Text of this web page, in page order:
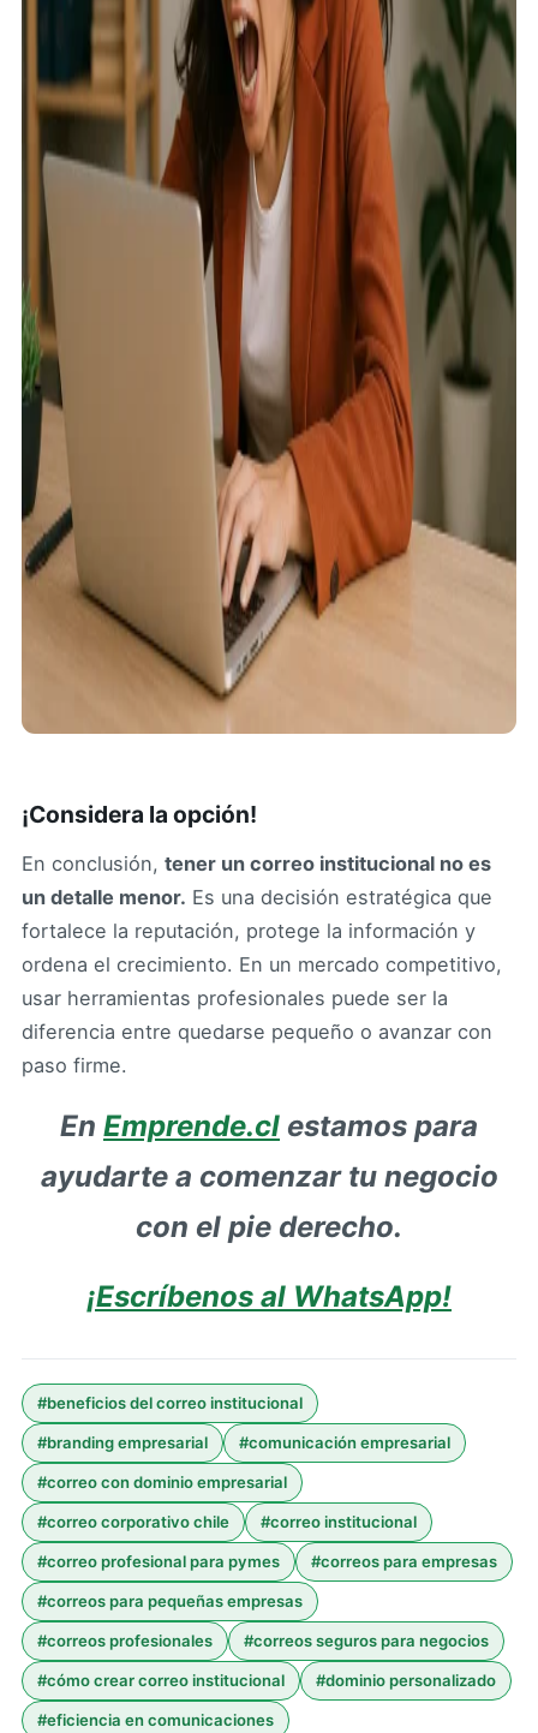
¡Considera la opción!
En conclusión, tener un correo institucional no es
un detalle menor. Es una decisión estratégica que
fortalece la reputación, protege la información y
ordena el crecimiento. En un mercado competitivo,
usar herramientas profesionales puede ser la
diferencia entre quedarse pequeño o avanzar con
paso firme.
En Emprende.cl estamos para
ayudarte a comenzar tu negocio
con el pie derecho.
¡Escríbenos al WhatsApp!
#beneficios del correo institucional
#branding empresarial #comunicación empresarial
#correo con dominio empresarial
#correo corporativo chile #correo institucional
#correo profesional para pymes #correos para empresas
#correos para pequeñas empresas
#correos profesionales #correos seguros para negocios
#cómo crear correo institucional #dominio personalizado
#eficiencia en comunicaciones